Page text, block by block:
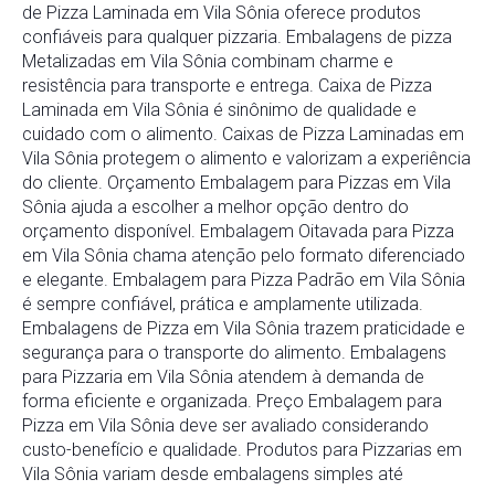
de Pizza Laminada em Vila Sônia oferece produtos
confiáveis para qualquer pizzaria. Embalagens de pizza
Metalizadas em Vila Sônia combinam charme e
resistência para transporte e entrega. Caixa de Pizza
Laminada em Vila Sônia é sinônimo de qualidade e
cuidado com o alimento. Caixas de Pizza Laminadas em
Vila Sônia protegem o alimento e valorizam a experiência
do cliente. Orçamento Embalagem para Pizzas em Vila
Sônia ajuda a escolher a melhor opção dentro do
orçamento disponível. Embalagem Oitavada para Pizza
em Vila Sônia chama atenção pelo formato diferenciado
e elegante. Embalagem para Pizza Padrão em Vila Sônia
é sempre confiável, prática e amplamente utilizada.
Embalagens de Pizza em Vila Sônia trazem praticidade e
segurança para o transporte do alimento. Embalagens
para Pizzaria em Vila Sônia atendem à demanda de
forma eficiente e organizada. Preço Embalagem para
Pizza em Vila Sônia deve ser avaliado considerando
custo-benefício e qualidade. Produtos para Pizzarias em
Vila Sônia variam desde embalagens simples até